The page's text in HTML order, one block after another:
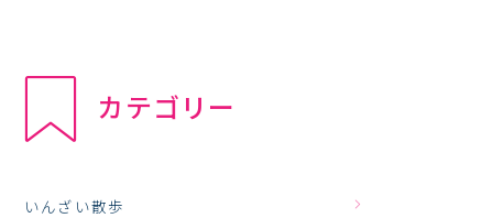
カテゴリー
いんざい散歩